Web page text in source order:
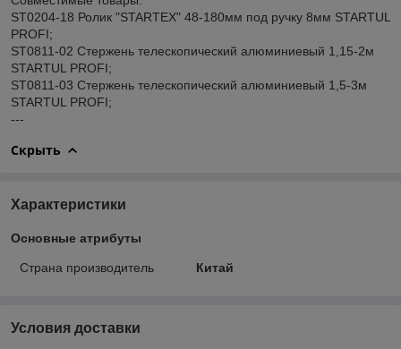
ST0204-18 Ролик "STARTEX" 48-180мм под ручку 8мм STARTUL
PROFI;
ST0811-02 Стержень телескопический алюминиевый 1,15-2м
STARTUL PROFI;
ST0811-03 Стержень телескопический алюминиевый 1,5-3м
STARTUL PROFI;
---
Скрыть
Характеристики
Основные атрибуты
Страна производитель Китай
Условия доставки